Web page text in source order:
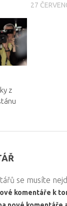
27
z
se musíte
komentáře k